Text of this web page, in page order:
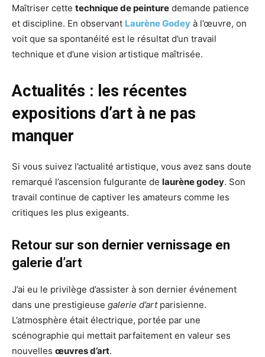
Maîtriser cette technique de peinture demande patience
et discipline. En observant Laurène Godey à l’œuvre, on
voit que sa spontanéité est le résultat d’un travail
technique et d’une vision artistique maîtrisée.
Actualités : les récentes
expositions d’art à ne pas
manquer
Si vous suivez l’actualité artistique, vous avez sans doute
remarqué l’ascension fulgurante de laurène godey. Son
travail continue de captiver les amateurs comme les
critiques les plus exigeants.
Retour sur son dernier vernissage en
galerie d’art
J’ai eu le privilège d’assister à son dernier événement
dans une prestigieuse galerie d’artparisienne.
L’atmosphère était électrique, portée par une
scénographie qui mettait parfaitement en valeur ses
nouvelles œuvres d’art.